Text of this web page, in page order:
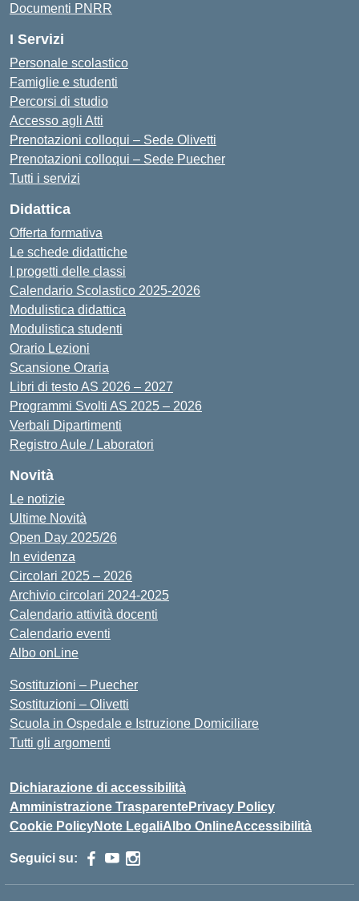
Documenti PNRR
I Servizi
Personale scolastico
Famiglie e studenti
Percorsi di studio
Accesso agli Atti
Prenotazioni colloqui – Sede Olivetti
Prenotazioni colloqui – Sede Puecher
Tutti i servizi
Didattica
Offerta formativa
Le schede didattiche
I progetti delle classi
Calendario Scolastico 2025-2026
Modulistica didattica
Modulistica studenti
Orario Lezioni
Scansione Oraria
Libri di testo AS 2026 – 2027
Programmi Svolti AS 2025 – 2026
Verbali Dipartimenti
Registro Aule / Laboratori
Novità
Le notizie
Ultime Novità
Open Day 2025/26
In evidenza
Circolari 2025 – 2026
Archivio circolari 2024-2025
Calendario attività docenti
Calendario eventi
Albo onLine
Sostituzioni – Puecher
Sostituzioni – Olivetti
Scuola in Ospedale e Istruzione Domiciliare
Tutti gli argomenti
Dichiarazione di accessibilità
Amministrazione TrasparentePrivacy Policy
Cookie PolicyNote LegaliAlbo OnlineAccessibilità
Seguici su: